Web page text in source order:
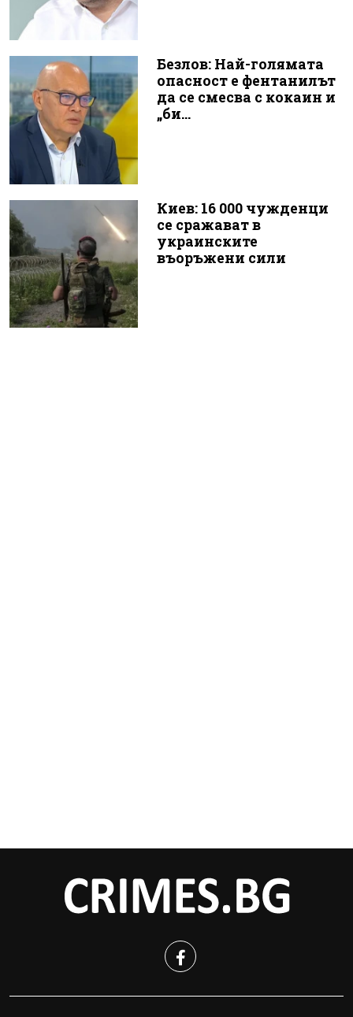
Безлов: Най-голямата
опасност е фентанилът
да се смесва с кокаин и
„би...
Киев: 16 000 чужденци
се сражават в
украинските
въоръжени сили